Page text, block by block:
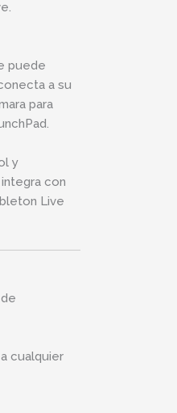
puede
a su
para
y
con
Live
cualquier